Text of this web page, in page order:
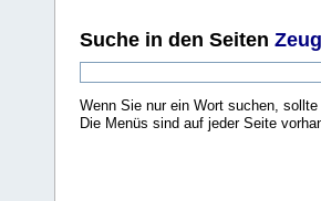
Suche in den Seiten
Wenn Sie nur ein Wort suchen,
Die Menüs sind auf jeder Seite